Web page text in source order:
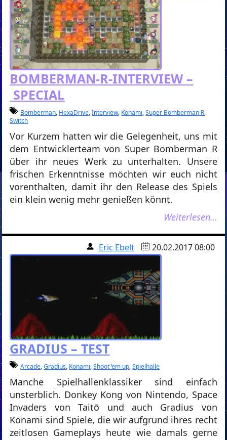
BOMBERMAN-R-INTERVIEW –
SPECIAL
Bomberman, HexaDrive,Interview, Konami,Super Bomberman R,
Switch
Vor Kurzem hatten wir die Gelegenheit, uns mit
dem Entwicklerteam von Super Bomberman R
über ihr neues Werk zu unterhalten. Unsere
frischen Erkenntnisse möchten wir euch nicht
vorenthalten, damit ihr den Release des Spiels
ein klein wenig mehr genießen könnt.
Weiterlesen…
Eric Ebelt 20.02.2017 08:00
GRADIUS – TEST
Arcade,Gradius, Konami,Shoot ’em up,Spielhalle
Manche Spielhallenklassiker sind einfach
unsterblich. Donkey Kong von Nintendo, Space
Invaders von Taitō und auch Gradius von
Konami sind Spiele, die wir aufgrund ihres recht
zeitlosen Gameplays heute wie damals gerne